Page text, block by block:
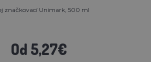
značkovací Unimark, 500 ml
Od 5,27€